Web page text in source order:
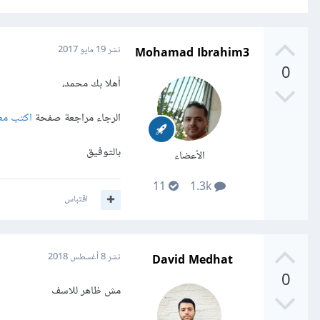
0
Mohamad Ibrahim3
الأعضاء
نشر19 مايو 2017
أهلا بك محمد،
الرجاء مراجعة صفحة اكتب
بالتوفيق
اقتباس
0
David Medhat نشر8 أغسطس 2018
مش ظاهر للاسف